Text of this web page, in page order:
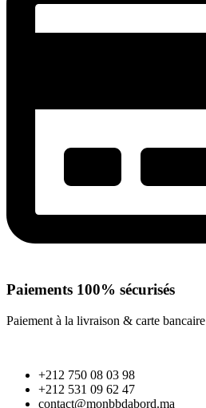
Paiements 100% sécurisés
Paiement à la livraison & carte bancaire
+212 750 08 03 98
+212 531 09 62 47
contact@monbbdabord.ma